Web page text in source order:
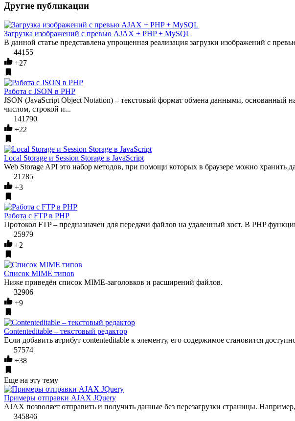
Другие публикации
Загрузка изображений с превью AJAX + PHP + MySQL
В данной статье представлена упрощенная реализация загрузки изображений с
44155
+27
Работа с JSON в PHP
JSON (JavaScript Object Notation) – текстовый формат обмена данными, основанный
числом, строкой и...
141790
+22
Local Storage и Session Storage в JavaScript
Web Storage API это набор методов, при помощи которых в браузере можно хранить
21785
+3
Работа с FTP в PHP
Протокол FTP – предназначен для передачи файлов на удаленный хост. В PHP
25979
+2
Список MIME типов
Ниже приведён список MIME-заголовков и расширений файлов.
32906
+9
Contenteditable – текстовый редактор
Если добавить атрибут contenteditable к элементу, его содержимое становится
57574
+38
Еще на эту тему
Примеры отправки AJAX JQuery
AJAX позволяет отправить и получить данные без перезагрузки страницы.
345846